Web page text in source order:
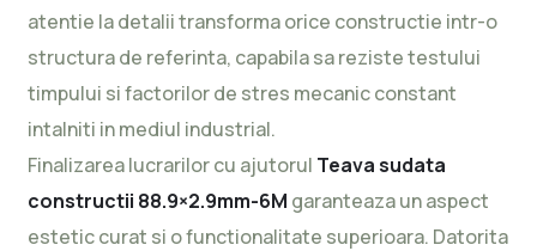
atentie la detalii transforma orice constructie intr-o
structura de referinta, capabila sa reziste testului
timpului si factorilor de stres mecanic constant
intalniti in mediul industrial.
Finalizarea lucrarilor cu ajutorul Teava sudata
constructii 88.9×2.9mm-6M garanteaza un aspect
estetic curat si o functionalitate superioara. Datorita